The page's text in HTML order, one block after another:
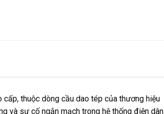
thuộc dòng cầu dao tép của thương hiệu
và sự cố ngắn mạch trong hệ thống điện dân